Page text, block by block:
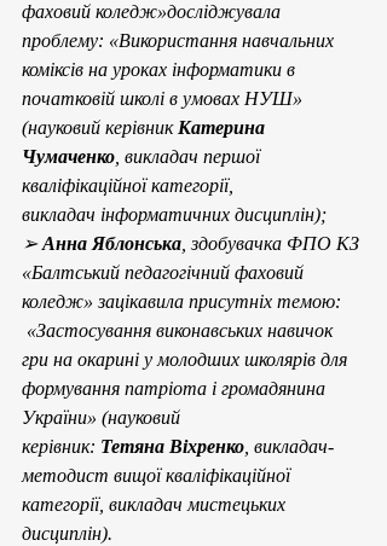
фаховий коледж»досліджувала
проблему: «Використання навчальних
коміксів на уроках інформатики в
початковій школі в умовах НУШ»
(науковий керівник Катерина
Чумаченко , викладач першої
кваліфікаційної категорії,
викладач інформатичних дисциплін);
➢ Анна Яблонська , здобувачка ФПО КЗ
«Балтський педагогічний фаховий
коледж» зацікавила присутніх темою:
«Застосування виконавських навичок
гри на окарині у молодших школярів для
формування патріота і громадянина
України» (науковий
керівник: Тетяна Віхренко , викладач-
методист вищої кваліфікаційної
категорії, викладач мистецьких
дисциплін).